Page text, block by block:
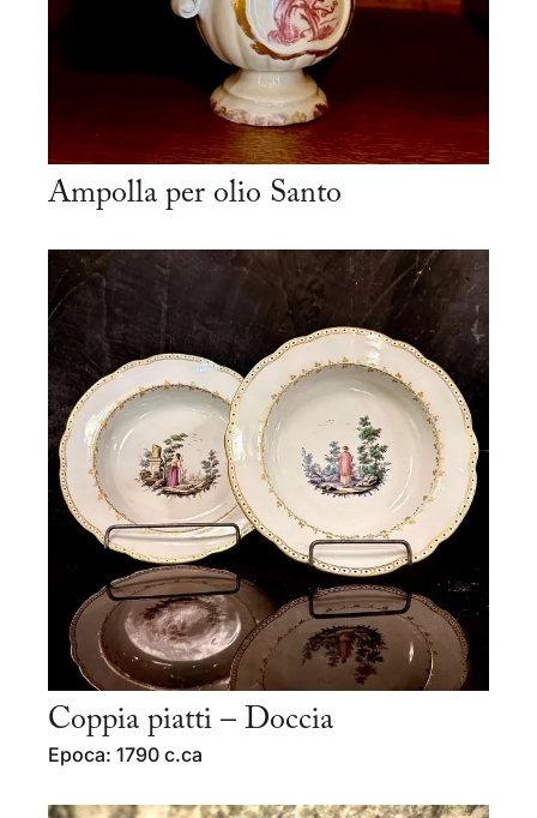
Ampolla per olio Santo
Coppia piatti – Doccia
Epoca: 1790 c.ca